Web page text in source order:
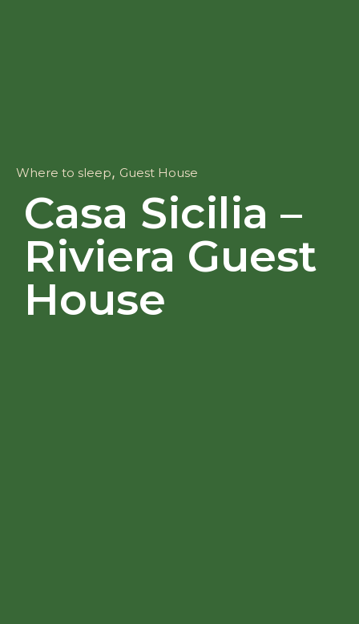
Casa Sicilia –
Riviera Guest
House
Where to sleep, Guest House